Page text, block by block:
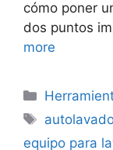
cómo poner
dos puntos
more
Categorías
Etiquetas
equipo para